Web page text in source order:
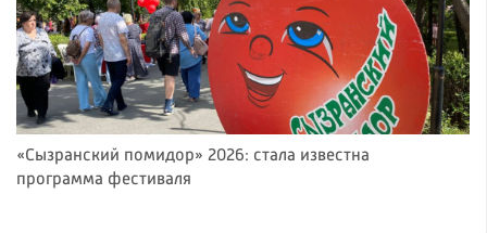
«Сызранский помидор» 2026: стала известна
программа фестиваля